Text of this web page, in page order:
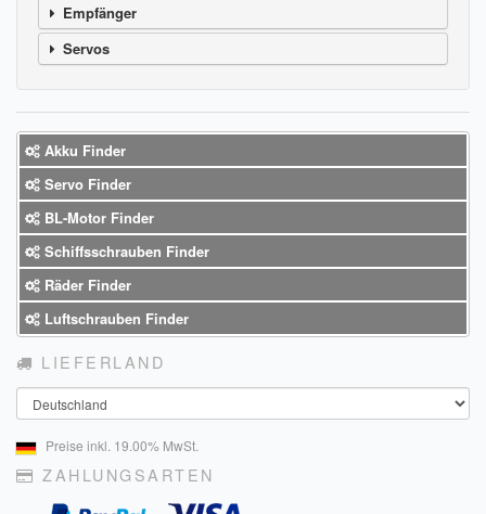
Schiffsschrauben Finder
Sendungsverfolgung DHL
Sendungsverfolgung DPD
Verfügbarkeitsanzeige
Zahlung und Versand
Widerrufsrecht
Widerrufsbelehrung für den Verkauf von Waren / Muster-
Widerrufsformular
Widerrufsbelehrung für digitale Waren / Muster-
Empfänger
Servos
Akku Finder
Servo Finder
BL-Motor Finder
Schiffsschrauben Finder
Räder Finder
Luftschrauben Finder
LIEFERLAND
Land
Preise inkl. 19.00% MwSt.
ZAHLUNGSARTEN